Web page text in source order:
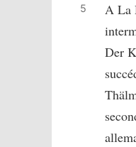
A La
Der